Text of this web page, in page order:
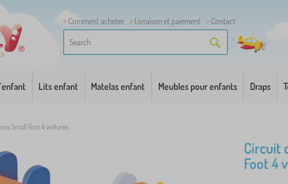
Comment acheter Livraison et paiement
Contact
Lits enfant Matelas enfant Meubles pour enfants Draps
Small Foot 4 voitures
Circuit
Foot 4